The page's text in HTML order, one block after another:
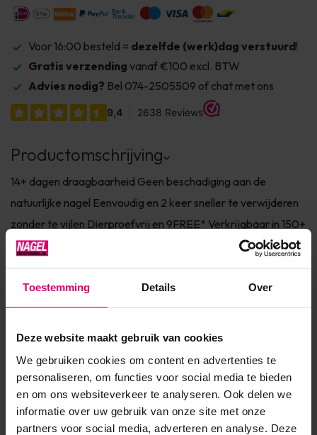
Toestemming Details Over
Deze website maakt gebruik van cookies
We gebruiken cookies om content en advertenties te
personaliseren, om functies voor social media te bieden
en om ons websiteverkeer te analyseren. Ook delen we
informatie over uw gebruik van onze site met onze
partners voor social media, adverteren en analyse. Deze
Voor 16:00 besteld = dezelfde (werk)dag verstuurd!
Gratis verzending vanaf €100 excl. BTW
Advies nodig? Bel 074-2505509 of chat met ons
Productomschrijving
14+ dagen draagbaarheid Geen beschadiging aan de
natuurlijke nagel Eenvoudig en 2 keer sneller te verwijderen
zonder te vijlen Dierproefvrij en 9FREE* Verkrijgbaar in 150+
kleuren Info SHELLAC™ is dé innovatie van CND™.
SHELLAC™ is het meest superieure gel polish systeem in de
markt! Het systeem bestaat uit een Base Coat, Color Coa...
Product specificaties
EAN 639370012087